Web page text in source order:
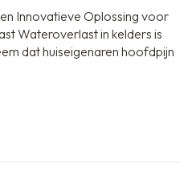
kelder
met
waterdichte
pasta
Innovatieve Oplossing voor
Wateroverlast in kelders is
dat huiseigenaren hoofdpijn